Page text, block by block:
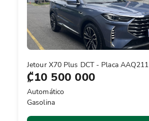
Jetour X70 Plus DCT - Placa AAQ211
₡10 500 000
Automático
Gasolina